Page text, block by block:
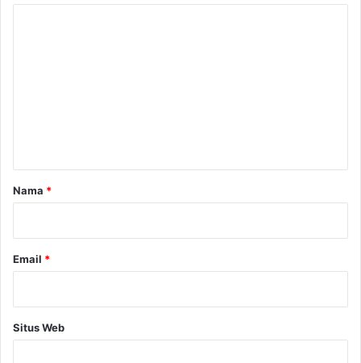
r
Nama *
Email *
Situs Web